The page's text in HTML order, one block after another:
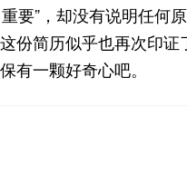
要”，却没有说明任何
份简历似乎也再次印
有一颗好奇心吧。